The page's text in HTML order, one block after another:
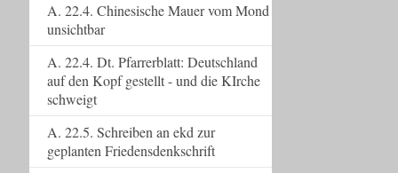
A. 22.4. Chinesische Mauer vom Mond
unsichtbar
A. 22.4. Dt. Pfarrerblatt: Deutschland
auf den Kopf gestellt - und die KIrche
schweigt
A. 22.5. Schreiben an ekd zur
geplanten Friedensdenkschrift